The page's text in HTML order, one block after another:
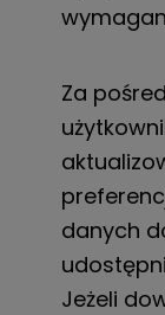
Za
danych
Jeżeli